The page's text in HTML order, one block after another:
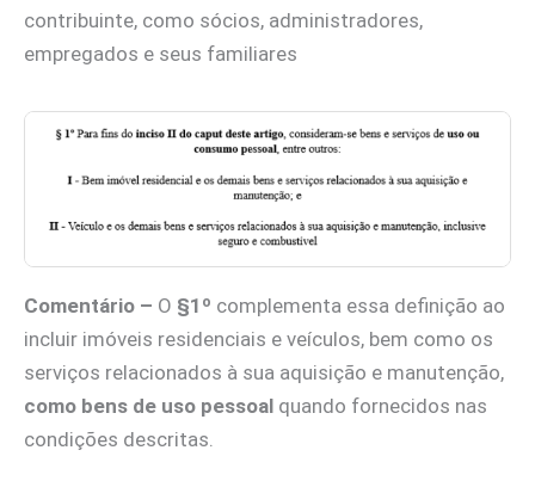
contribuinte, como sócios, administradores,
empregados e seus familiares
Comentário – O §1º complementa essa definição ao
incluir imóveis residenciais e veículos, bem como os
serviços relacionados à sua aquisição e manutenção,
como bens de uso pessoal quando fornecidos nas
condições descritas.